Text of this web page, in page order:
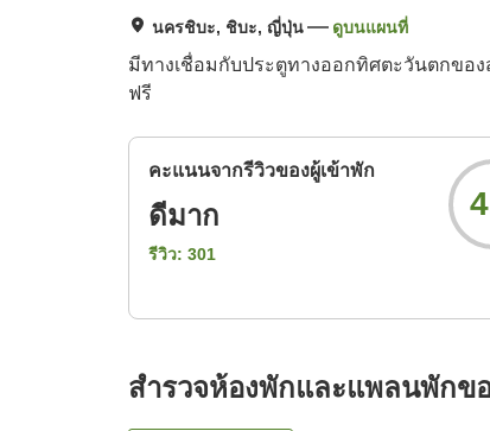
นครชิบะ, ชิบะ, ญี่ปุ่น ดูบนแผนที่
มีทางเชื่อมกับประตูทางออกทิศตะวันตกขอ
ฟรี
คะแนนจากรีวิวของผู้เข้าพัก
ดีมาก
รีวิว: 301
สำรวจห้องพักและแพลนพักขอ